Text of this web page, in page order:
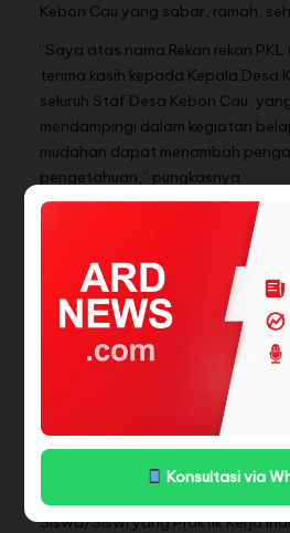
Konsultasi via
Kebon Cau yang sabar, ramah,
“Saya atas nama Rekan rekan
terima kasih kepada Kepala Desa
seluruh Staf Desa Kebon Cau,
mendampingi dalam kegiatan
mudahan dapat menambah
pengetahuan,” pungkasnya.
Di tempat terpisah Tri Nadia
pembimbing Siswa SMK Patriot
rasa terima kasih kepada Kepala
khususnya maupun Pemerintahan
bimbingan kepada Siswa/Siswi
selama melaksanakan Praktik
“Selama 1 bulan ini Kantor
telah membimbing Siswa,/Siswi
saya selaku pribadi dan Guru
terima kasih,” ucap Tri Nadia
Tri Nadia Indriyati katakan bahwa,
Siswa/Siswi yang Praktik Kerja